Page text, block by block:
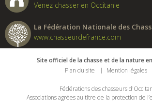
Venez chasser en Occitanie
La Fédération Nationale des
www.chasseurdefrance.com
Site officiel de la chasse et de la nature
Plan du site
Mention légales
Fédérations des chasseurs
Associations agrées au titre de la protection de